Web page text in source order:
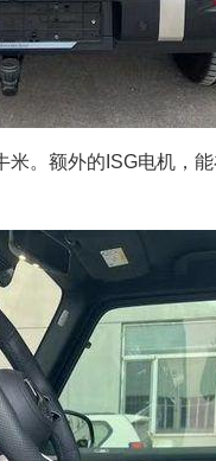
。额外的ISG电机，